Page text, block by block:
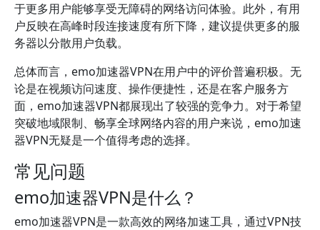
于更多用户能够享受无障碍的网络访问体验。此外，有用
户反映在高峰时段连接速度有所下降，建议提供更多的服
务器以分散用户负载。
总体而言，emo加速器VPN在用户中的评价普遍积极。无
论是在视频访问速度、操作便捷性，还是在客户服务方
面，emo加速器VPN都展现出了较强的竞争力。对于希望
突破地域限制、畅享全球网络内容的用户来说，emo加速
器VPN无疑是一个值得考虑的选择。
常见问题
emo加速器VPN是什么？
emo加速器VPN是一款高效的网络加速工具，通过VPN技